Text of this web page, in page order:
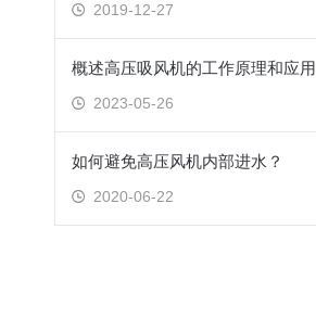
2019-12-27
概述高压吸风机的工作原理和应用
2023-05-26
如何避免高压风机内部进水？
2020-06-22